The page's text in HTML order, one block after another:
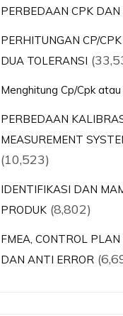
PERBEDAAN CPK
PERHITUNGAN CP/
DUA TOLERANSI
Menghitung Cp/Cpk
PERBEDAAN
MEASUREMENT
(10,523)
IDENTIFIKASI DAN
PRODUK (8,802)
FMEA, CONTROL PLAN
DAN ANTI ERROR